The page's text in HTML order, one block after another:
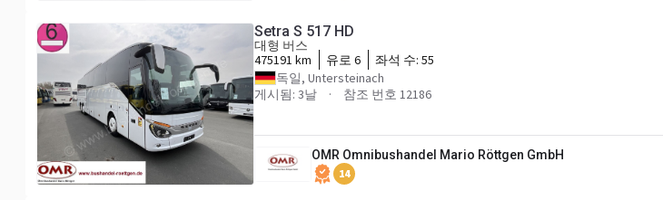
Setra S 517 HD
대형 버스
475191 km
유로 6 좌석 수: 55
독일, Untersteinach
게시됨: 3날
참조 번호 12186
OMR Omnibushandel Mario Röttgen GmbH
14